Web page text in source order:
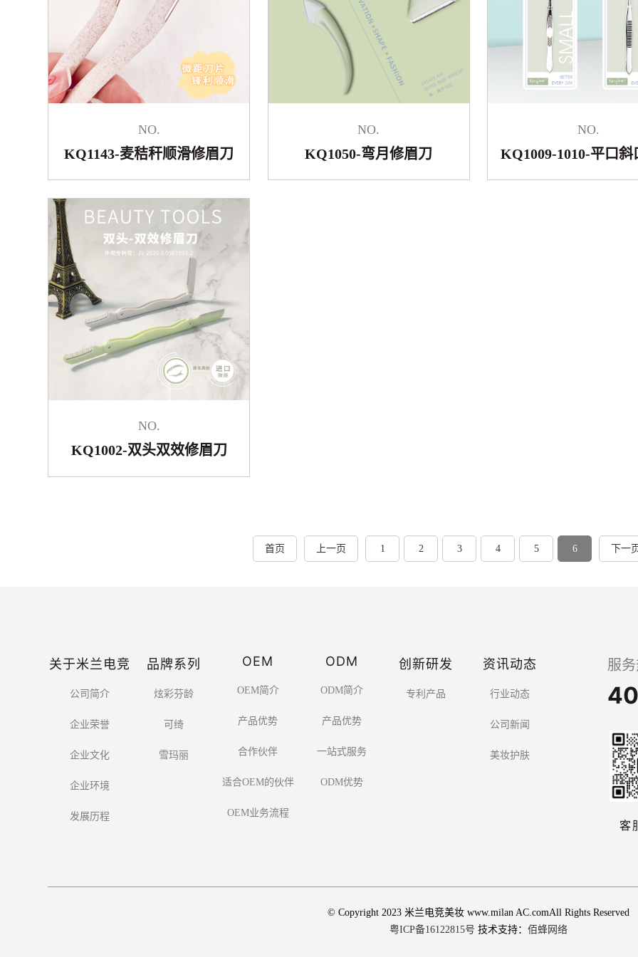
NO.
KQ1143-麦秸秆顺滑修眉刀
NO.
KQ1050-弯月修眉刀
NO.
KQ1009-1010-平口斜
NO.
KQ1002-双头双效修眉刀
首页 上一页 1 2 3 4 5 6 下一
关于米兰电竞
公司简介
企业荣誉
企业文化
企业环境
发展历程
品牌系列
炫彩芬龄
可绮
雪玛丽
OEM
OEM简介
产品优势
合作伙伴
适合OEM的伙伴
OEM业务流程
ODM
ODM简介
产品优势
一站式服务
ODM优势
创新研发
专利产品
资讯动态
行业动态
公司新闻
美妆护肤
服
客
© Copyright 2023 米兰电竞美妆 www.milan AC.comAll Rights Reserved
粤ICP备16122815号 技术支持： 佰蜂网络